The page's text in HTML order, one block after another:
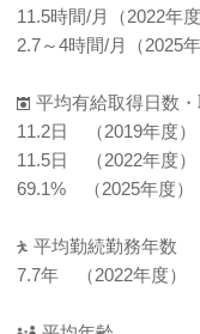
11.5時間/月（2022年度
2.7～4時間/月（2025年
平均有給取得日数
11.2日 （2019年度）
11.5日 （2022年度）
69.1% （2025年度）
平均勤続勤務年数
7.7年 （2022年度）